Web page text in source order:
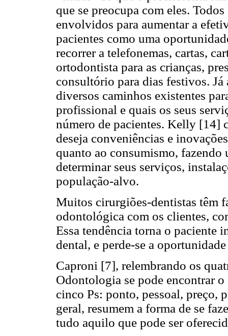
que se preocupa com eles.
envolvidos para aumentar a
pacientes como uma
recorrer a telefonemas, cartas,
ortodontista para as crianças,
consultório para dias festivos. Já
diversos caminhos existentes
profissional e quais os seus
número de pacientes. Kelly [14]
deseja conveniências e
quanto ao consumismo,
determinar seus serviços,
população-alvo.
Muitos cirurgiões-dentistas têm
odontológica com os clientes,
Essa tendência torna o paciente
dental, e perde-se a
Caproni [7], relembrando os
Odontologia se pode encontrar
cinco Ps: ponto, pessoal, preço,
geral, resumem a forma de se
tudo aquilo que pode ser